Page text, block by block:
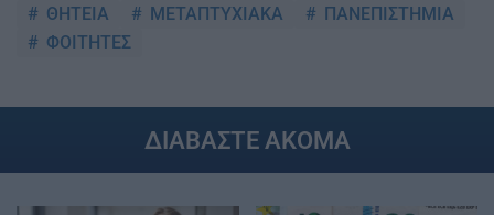
ΘΗΤΕΙΑ
ΜΕΤΑΠΤΥΧΙΑΚΑ
ΠΑΝΕΠΙΣΤΗΜΙΑ
ΦΟΙΤΗΤΕΣ
ΔΙΑΒΑΣΤΕ ΑΚΟΜΑ